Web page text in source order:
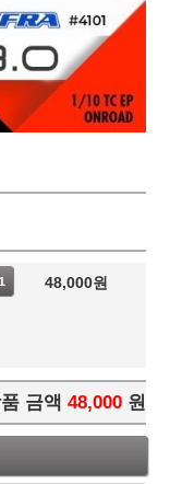
48,000원
금액 48,000 원